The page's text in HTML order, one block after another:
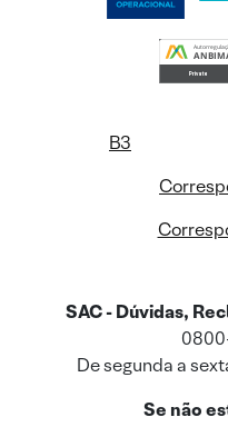
B3
SAC - Dúvidas,
De segunda a
Se não